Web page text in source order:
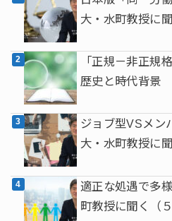
大・水町教授に聞
「正規－非正規
歴史と時代背景
ジョブ型VSメン
大・水町教授に聞
適正な処遇で多
町教授に聞く（５